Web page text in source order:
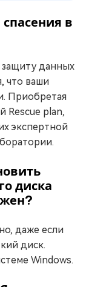
в
защиту данных
что ваши
Приобретая
Rescue plan,
экспертной
диска
даже если
диск.
Windows.